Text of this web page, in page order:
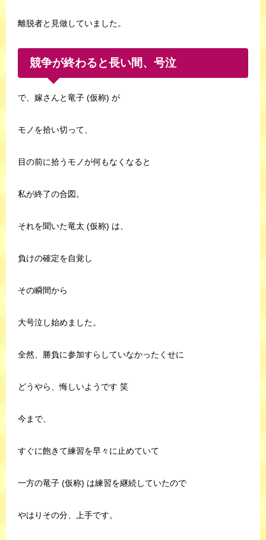
離脱者と見做していました。
競争が終わると長い間、号泣
で、嫁さんと竜子 (仮称) が
モノを拾い切って、
目の前に拾うモノが何もなくなると
私が終了の合図。
それを聞いた竜太 (仮称) は、
負けの確定を自覚し
その瞬間から
大号泣し始めました。
全然、勝負に参加すらしていなかったくせに
どうやら、悔しいようです 笑
今まで、
すぐに飽きて練習を早々に止めていて
一方の竜子 (仮称) は練習を継続していたので
やはりその分、上手です。